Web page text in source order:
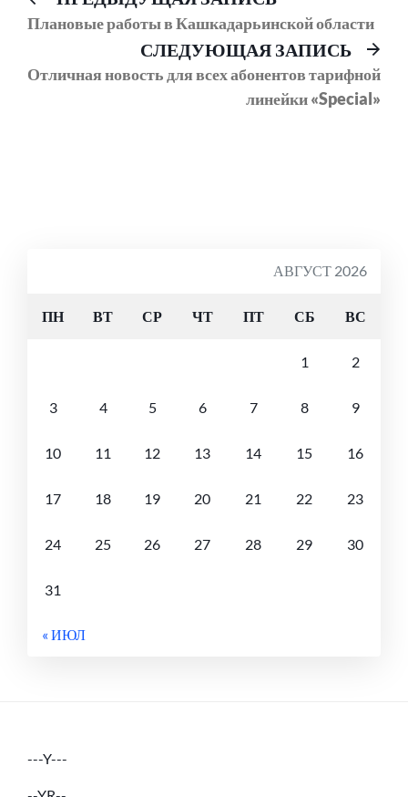
по
пост:
Плановые работы в Кашкадарьинской области
СЛЕДУЮЩАЯ ЗАПИСЬ
Отличная новость для всех абонентов тарифной
линейки «Special»
АВГУСТ 2026
ПН ВТ СР ЧТ ПТ СБ ВС
1 2
3 4 5 6 7 8 9
10 11 12 13 14 15 16
17 18 19 20 21 22 23
24 25 26 27 28 29 30
31
« ИЮЛ
---Y---